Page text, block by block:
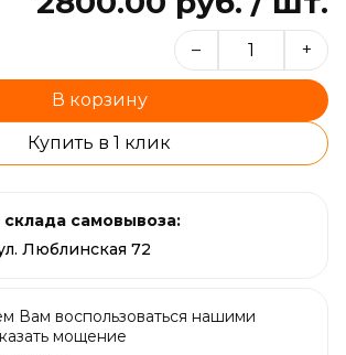
– +
В корзину
Купить в 1 клик
самовывоза:
Люблинская 72
Вам воспользоваться нашими
мощение